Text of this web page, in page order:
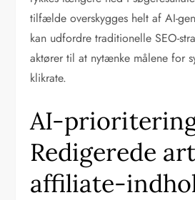
tilfælde overskygges helt af AI-
kan udfordre traditionelle SEO-
aktører til at nytænke målene for
klikrate.
AI-
Redigerede
affiliate-